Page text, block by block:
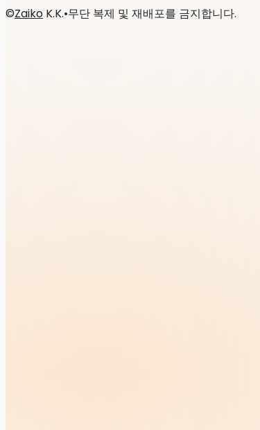
©Zaiko K.K.•무단 복제 및 재배포를 금지합니다.